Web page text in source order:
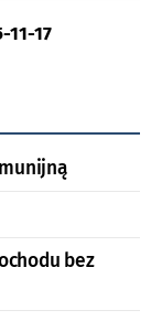
11-17
bez